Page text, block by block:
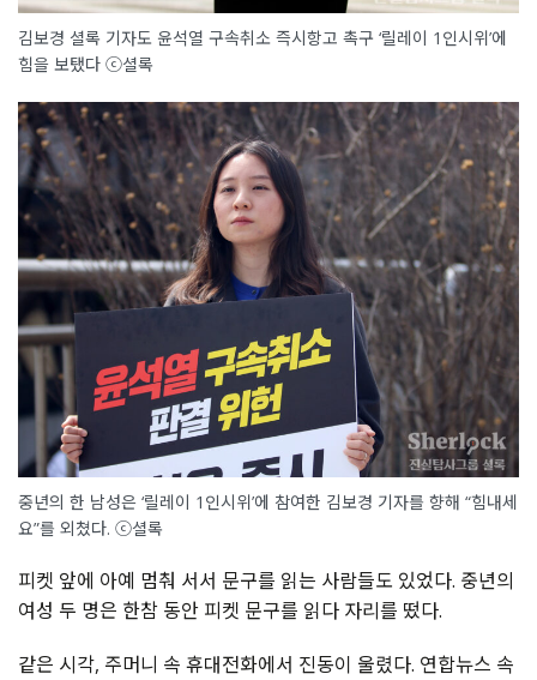
김보경 셜록 기자도 윤석열 구속취소 즉시항고 촉구 ‘릴레이 1인시위’에
힘을 보탰다 ⓒ셜록
중년의 한 남성은 ‘릴레이 1인시위’에 참여한 김보경 기자를 향해 “힘내세
요”를 외쳤다. ⓒ셜록
피켓 앞에 아예 멈춰 서서 문구를 읽는 사람들도 있었다. 중년의
여성 두 명은 한참 동안 피켓 문구를 읽다 자리를 떴다.
같은 시각, 주머니 속 휴대전화에서 진동이 울렸다. 연합뉴스 속